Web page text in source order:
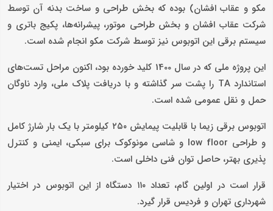
مکو و عقاب افشان) بوده که بخش طراحی و ساخت بدنه آن توسط
شرکت عقاب افشان و بخش طراحی موتور، پیشرانه‌ها، پکیج باتری و
سیستم برقی این اتوبوس نیز توسط شرکت مکو انجام شده است.
این پروژه ملی که در سال 1400 کلید خورده بود، اکنون مراحل تست‌های
استاندارد TA را پشت سر گذاشته و با دریافت پلاک ملی، وارد ناوگان
حمل و نقل عمومی شده است.
اتوبوس برقی زیما با قابلیت پیمایش ۲۵۰ کیلومتر با یک بار شارژ کامل
و طراحی low floor و شاسی مونوکوک برای سبکی، ایمنی و کنترل
پذیری بهتر، حاصل توان فنی داخلی است.
قرار است در اولین گام، تعداد ۱۱۰ دستگاه از این اتوبوس در اختیار
شهرداری تهران و فردیس قرار گیرد.